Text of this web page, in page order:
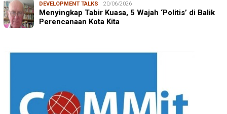
DEVELOPMENT TALKS 20/06/2026
Menyingkap Tabir Kuasa, 5 Wajah ‘Politis’ di Balik
Perencanaan Kota Kita